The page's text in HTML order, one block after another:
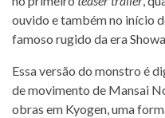
ouvido e também no início
famoso rugido da era
Essa versão do monstro é
de movimento de Mansai
obras em Kyogen, uma